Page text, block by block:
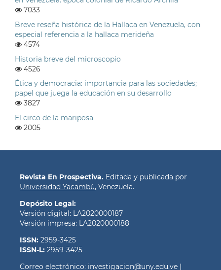
7033
Breve reseña histórica de la Hallaca en Venezuela, con
especial referencia a la hallaca merideña
4574
Historia breve del microscopio
4526
Ética y democracia: importancia para las sociedades;
papel que juega la educación en su desarrollo
3827
El circo de la mariposa
2005
Revista En Prospectiva. Editada y publicada por
Universidad Yacambú, Venezuela.
Depósito Legal:
Versión digital: LA2020000187
Versión impresa: LA2020000188
ISSN:2959-3425
ISSN-L:2959-3425
Correo electrónico: investigacion@uny.edu.ve |